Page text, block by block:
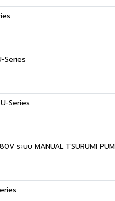
Series
Series
ระบบ MANUAL TSURUMI